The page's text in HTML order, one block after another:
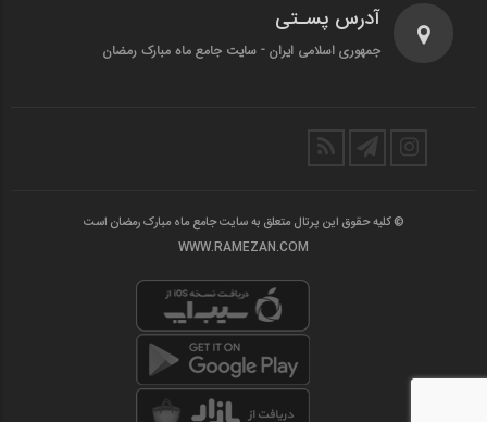
آدرس پسـتی
جمهوری اسلامی ایران - سایت جامع ماه مبارک رمضان
© کلیه حقوق این پرتال متعلق به سایت جامع ماه مبارک رمضان است
WWW.RAMEZAN.COM